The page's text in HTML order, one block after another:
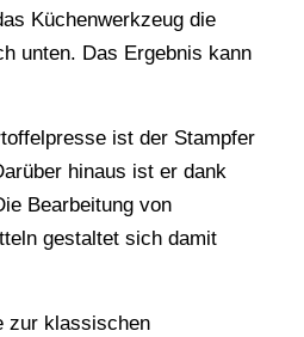
Küchenwerkzeug die
unten. Das Ergebnis kann
ist der Stampfer
hinaus ist er dank
Bearbeitung von
gestaltet sich damit
zur klassischen